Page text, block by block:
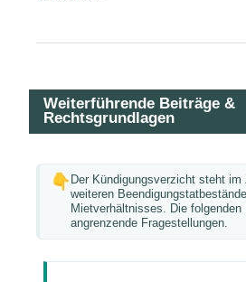
Weiterführende Beiträge &
Rechtsgrundlagen
Der Kündigungsverzicht steht
weiteren
Mietverhältnisses. Die
angrenzende Fragestellungen.